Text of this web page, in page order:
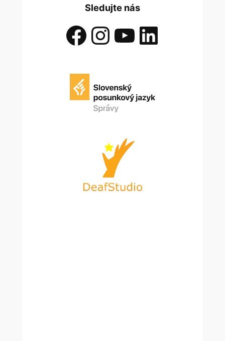
Sledujte nás
Facebook InstagramYouTube LinkedIn